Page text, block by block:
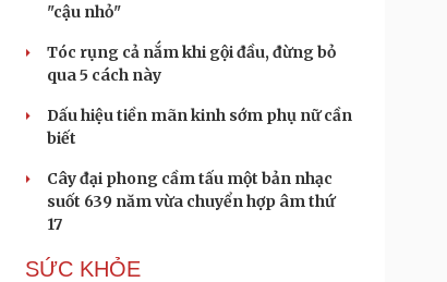
"cậu nhỏ"
Tóc rụng cả nắm khi gội đầu, đừng bỏ
qua 5 cách này
Dấu hiệu tiền mãn kinh sớm phụ nữ cần
biết
Cây đại phong cầm tấu một bản nhạc
suốt 639 năm vừa chuyển hợp âm thứ
17
SỨC KHỎE